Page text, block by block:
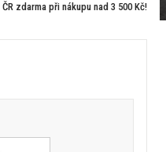
zdarma při nákupu nad 3 500 Kč!